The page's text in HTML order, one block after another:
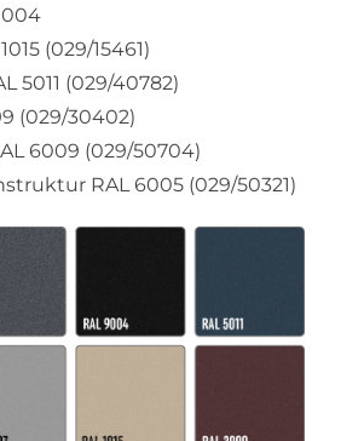
(029/15461)
5011 (029/40782)
(029/30402)
6009 (029/50704)
RAL 6005 (029/50321)